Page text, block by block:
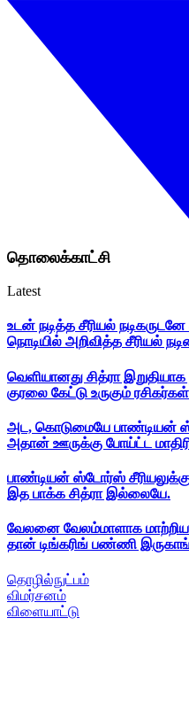
தொலைக்காட்சி
Latest
உடன் நடித்த சீரியல்
நொடியில் அறிவித்த சீரியல்
வெளியானது சித்ரா
குரலை கேட்டு உருகும்
அட, கொடுமையே பாண்டியன்
அதான் ஊருக்கு போய்ட்ட
பாண்டியன் ஸ்டோர்ஸ்
இத பாக்க சித்ரா இல்லையே.
வேலனை வேலம்மாளாக
தான் டிங்கரிங் பண்ணி
தொழில்நுட்பம்
விமர்சனம்
விளையாட்டு